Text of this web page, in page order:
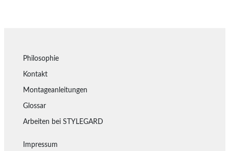
Philosophie
Kontakt
Montageanleitungen
Glossar
Arbeiten bei STYLEGARD
Impressum